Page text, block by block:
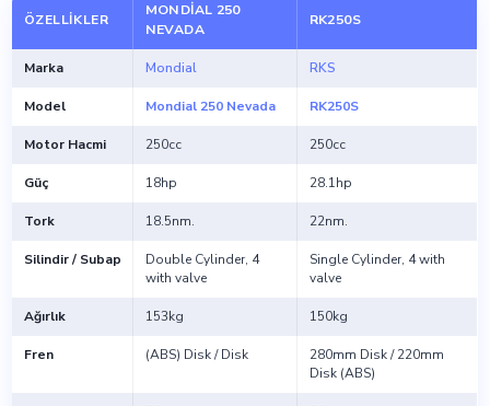
ÖZELLIKLER
MONDIAL 250
NEVADA
RK250S
Marka Mondial RKS
Model Mondial 250 Nevada RK250S
Motor Hacmi 250cc 250cc
Güç 18hp 28.1hp
Tork 18.5nm. 22nm.
Silindir / Subap
Double Cylinder, 4
with valve
Single Cylinder, 4 with
valve
Ağırlık 153kg 150kg
Fren (ABS) Disk / Disk
280mm Disk / 220mm
Disk (ABS)